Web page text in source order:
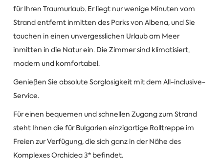
für Ihren Traumurlaub. Er liegt nur wenige Minuten vom
Strand entfernt inmitten des Parks von Albena, und Sie
tauchen in einen unvergesslichen Urlaub am Meer
inmitten in die Natur ein. Die Zimmer sind klimatisiert,
modern und komfortabel.
Genießen Sie absolute Sorglosigkeit mit dem All-inclusive-
Service.
Für einen bequemen und schnellen Zugang zum Strand
steht Ihnen die für Bulgarien einzigartige Rolltreppe im
Freien zur Verfügung, die sich ganz in der Nähe des
Komplexes Orchidea 3* befindet.